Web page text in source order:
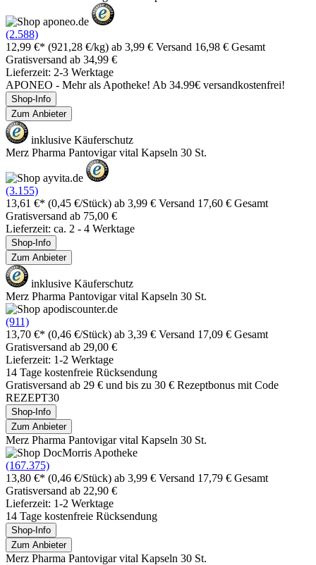
(2.588)
12,99 €* (921,28 €/kg) ab 3,99 € Versand 16,98 € Gesamt
Gratisversand ab 34,99 €
Lieferzeit: 2-3 Werktage
APONEO - Mehr als Apotheke! Ab 34.99€ versandkostenfrei!
Shop-Info
Zum Anbieter
inklusive Käuferschutz
Merz Pharma Pantovigar vital Kapseln 30 St.
(3.155)
13,61 €* (0,45 €/Stück) ab 3,99 € Versand 17,60 € Gesamt
Gratisversand ab 75,00 €
Lieferzeit: ca. 2 - 4 Werktage
Shop-Info
Zum Anbieter
inklusive Käuferschutz
Merz Pharma Pantovigar vital Kapseln 30 St.
(911)
13,70 €* (0,46 €/Stück) ab 3,39 € Versand 17,09 € Gesamt
Gratisversand ab 29,00 €
Lieferzeit: 1-2 Werktage
14 Tage kostenfreie Rücksendung
Gratisversand ab 29 € und bis zu 30 € Rezeptbonus mit Code
REZEPT30
Shop-Info
Zum Anbieter
Merz Pharma Pantovigar vital Kapseln 30 St.
(167.375)
13,80 €* (0,46 €/Stück) ab 3,99 € Versand 17,79 € Gesamt
Gratisversand ab 22,90 €
Lieferzeit: 1-2 Werktage
14 Tage kostenfreie Rücksendung
Shop-Info
Zum Anbieter
Merz Pharma Pantovigar vital Kapseln 30 St.